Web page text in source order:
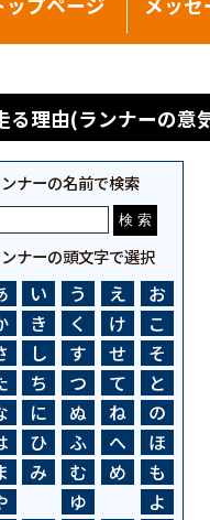
る理由(ランナーの意
ナーの名前で検索
ナーの頭文字で選択
い う え
お
き く け
こ
し す せ
そ
ち つ て
と
に ぬ ね
の
ひ ふ へ
ほ
み む め
も
ゆ
よ